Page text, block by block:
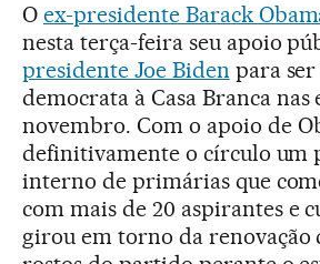
O ex-presidente Barack
nesta terça-feira seu apoio
presidente Joe Biden para
democrata à Casa Branca nas
novembro. Com o apoio de
definitivamente o círculo um
interno de primárias que
com mais de 20 aspirantes e
girou em torno da renovação